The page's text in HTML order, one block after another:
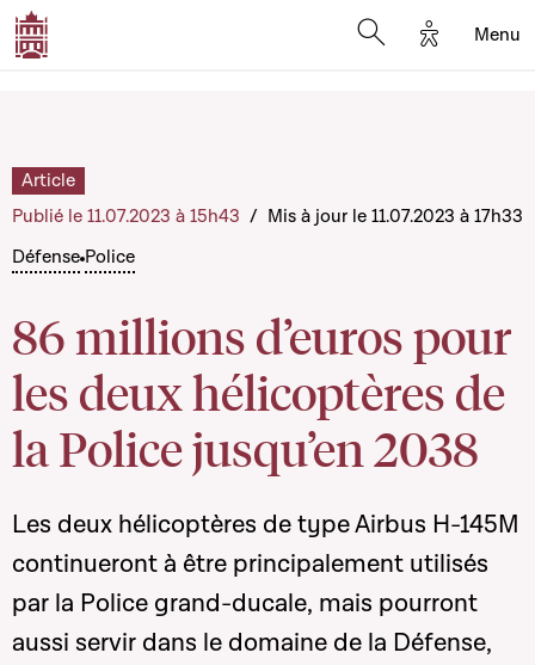
Options
Menu
Défense Police
86 millions d’euros pour
les deux hélicoptères de
la Police jusqu’en 2038
Article
Publié le 11.07.2023 à 15h43 / Mis à jour le 11.07.2023 à 17h33
Les deux hélicoptères de type Airbus H-145M
continueront à être principalement utilisés
par la Police grand-ducale, mais pourront
aussi servir dans le domaine de la Défense,